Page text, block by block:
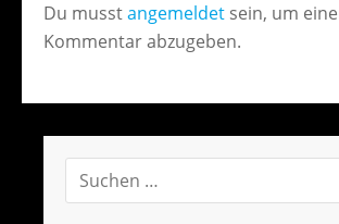
Du musstangemeldet sein, um
Kommentar abzugeben.